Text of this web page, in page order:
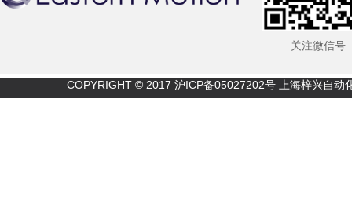
COPYRIGHT © 2017 沪ICP备05027202号 上海梓兴自动
关注微信号